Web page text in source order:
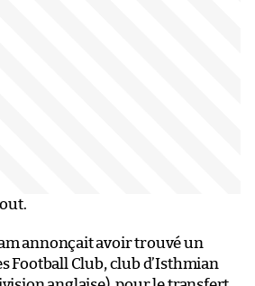
annonçait avoir trouvé un
Football Club, club d’Isthmian